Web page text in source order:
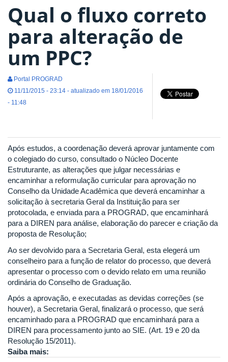
Qual o fluxo correto
para alteração de
um PPC?
Portal PROGRAD
11/11/2015 - 23:14 - atualizado em 18/01/2016
- 11:48
Após estudos, a coordenação deverá aprovar juntamente com
o colegiado do curso, consultado o Núcleo Docente
Estruturante, as alterações que julgar necessárias e
encaminhar a reformulação curricular para aprovação no
Conselho da Unidade Acadêmica que deverá encaminhar a
solicitação à secretaria Geral da Instituição para ser
protocolada, e enviada para a PROGRAD, que encaminhará
para a DIREN para análise, elaboração do parecer e criação da
proposta de Resolução;
Ao ser devolvido para a Secretaria Geral, esta elegerá um
conselheiro para a função de relator do processo, que deverá
apresentar o processo com o devido relato em uma reunião
ordinária do Conselho de Graduação.
Após a aprovação, e executadas as devidas correções (se
houver), a Secretaria Geral, finalizará o processo, que será
encaminhado para a PROGRAD que encaminhará para a
DIREN para processamento junto ao SIE. (Art. 19 e 20 da
Resolução 15/2011).
Saiba mais: